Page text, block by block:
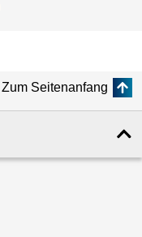
Zum Seitenanfang